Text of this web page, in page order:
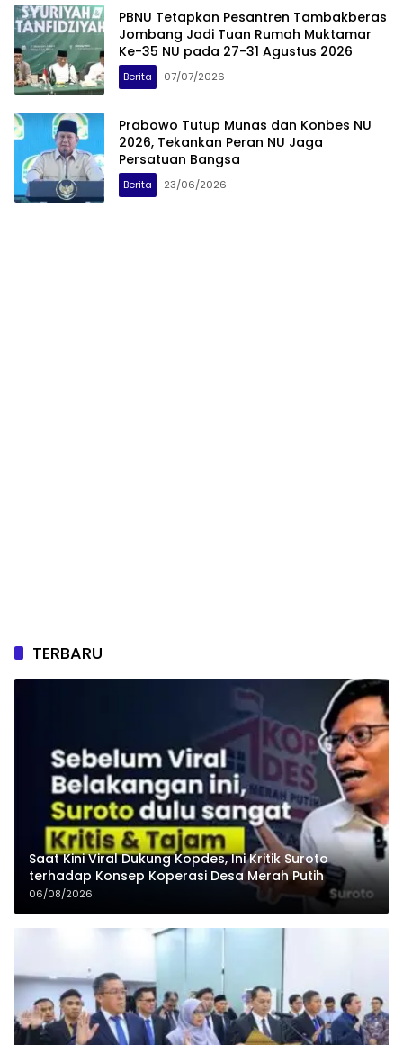
PBNU Tetapkan Pesantren Tambakberas
Jombang Jadi Tuan Rumah Muktamar
Ke-35 NU pada 27-31 Agustus 2026
Berita 07/07/2026
Prabowo Tutup Munas dan Konbes NU
2026, Tekankan Peran NU Jaga
Persatuan Bangsa
Berita 23/06/2026
TERBARU
Saat Kini Viral Dukung Kopdes, Ini Kritik Suroto
terhadap Konsep Koperasi Desa Merah Putih
06/08/2026